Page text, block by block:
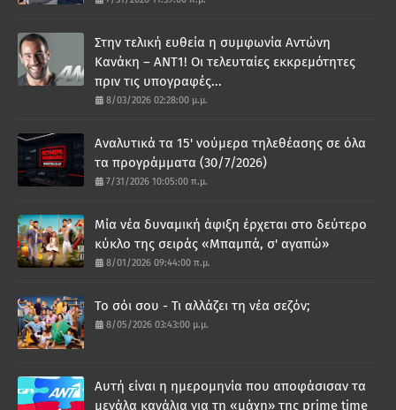
Στην τελική ευθεία η συμφωνία Αντώνη
Κανάκη – ΑΝΤ1! Οι τελευταίες εκκρεμότητες
πριν τις υπογραφές...
8/03/2026 02:28:00 μ.μ.
Αναλυτικά τα 15' νούμερα τηλεθέασης σε όλα
τα προγράμματα (30/7/2026)
7/31/2026 10:05:00 π.μ.
Μία νέα δυναμική άφιξη έρχεται στο δεύτερο
κύκλο της σειράς «Μπαμπά, σ' αγαπώ»
8/01/2026 09:44:00 π.μ.
Το σόι σου - Τι αλλάζει τη νέα σεζόν;
8/05/2026 03:43:00 μ.μ.
Αυτή είναι η ημερομηνία που αποφάσισαν τα
μεγάλα κανάλια για τη «μάχη» της prime time